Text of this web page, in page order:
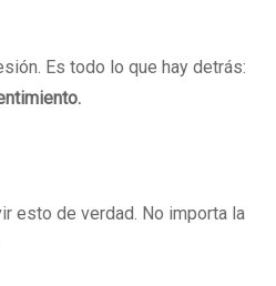
Es todo lo que hay detrás:
esto de verdad. No importa la